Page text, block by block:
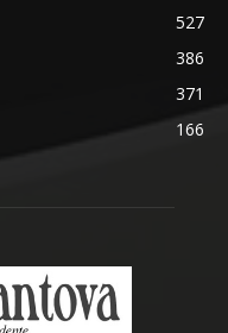
527
386
371
166